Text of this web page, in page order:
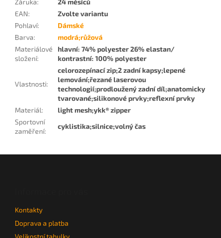
Záruka:
24 měsíců
EAN:
Zvolte variantu
Pohlaví:
Dámské
Barva:
modrá;růžová
Materiálové
složení:
hlavní: 74% polyester 26% elastan/
kontrastní: 100% polyester
Vlastnosti:
celorozepínací zip;2 zadní kapsy;lepené
lemování;řezané laserovou
technologií;prodloužený zadní díl;anatomicky
tvarované;silikonové prvky;reflexní prvky
Materiál:
light mesh;ykk® zipper
Sportovní
zaměření:
cyklistika;silnice;volný čas
Kontakty
Doprava a platba